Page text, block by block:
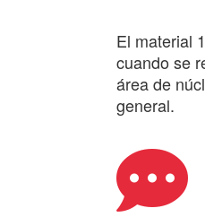
El material
cuando se
área de
general.